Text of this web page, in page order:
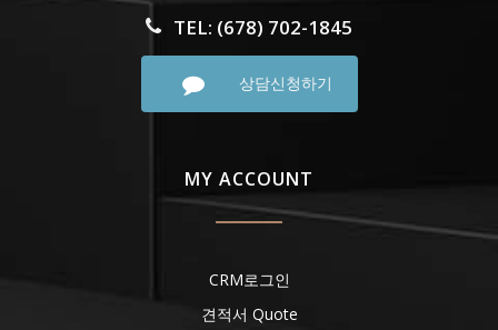
TEL: (678) 702-1845
상담신청하기
MY ACCOUNT
CRM로그인
견적서 Quote